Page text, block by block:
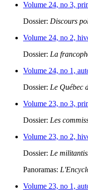
Volume 24, no 3,
Dossier: Discours
Volume 24, no 2,
Dossier: La
Volume 24, no 1,
Dossier: Le Québec
Volume 23, no 3,
Dossier: Les
Volume 23, no 2,
Dossier: Le
Panoramas:
Volume 23, no 1,